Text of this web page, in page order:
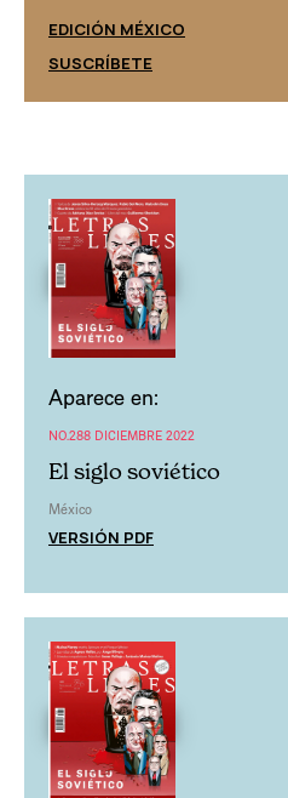
EDICIÓN MÉXICO
SUSCRÍBETE
Aparece en:
NO.288 DICIEMBRE 2022
El siglo soviético
México
VERSIÓN PDF